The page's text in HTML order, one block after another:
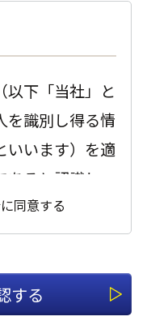
以下「当社」と
を識別し得る情
いいます）を適
ると認識し、
組んでおりま
、利用、
同意する